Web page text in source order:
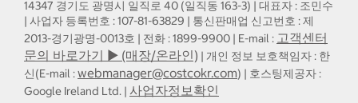
14347 경기도 광명시 일직로 40 (일직동 163-3) | 대표자 : 조민수
| 사업자 등록번호 : 107-81-63829 | 통신판매업 신고번호 : 제
2013-경기광명-0013호 | 전화 : 1899-9900 | E-mail : 고객센터
문의 바로가기 ▶ (매장/온라인) | 개인 정보 보호책임자 : 한
신(E-mail :webmanager@costcokr.com) | 호스팅제공자 :
Google Ireland Ltd. | 사업자정보확인